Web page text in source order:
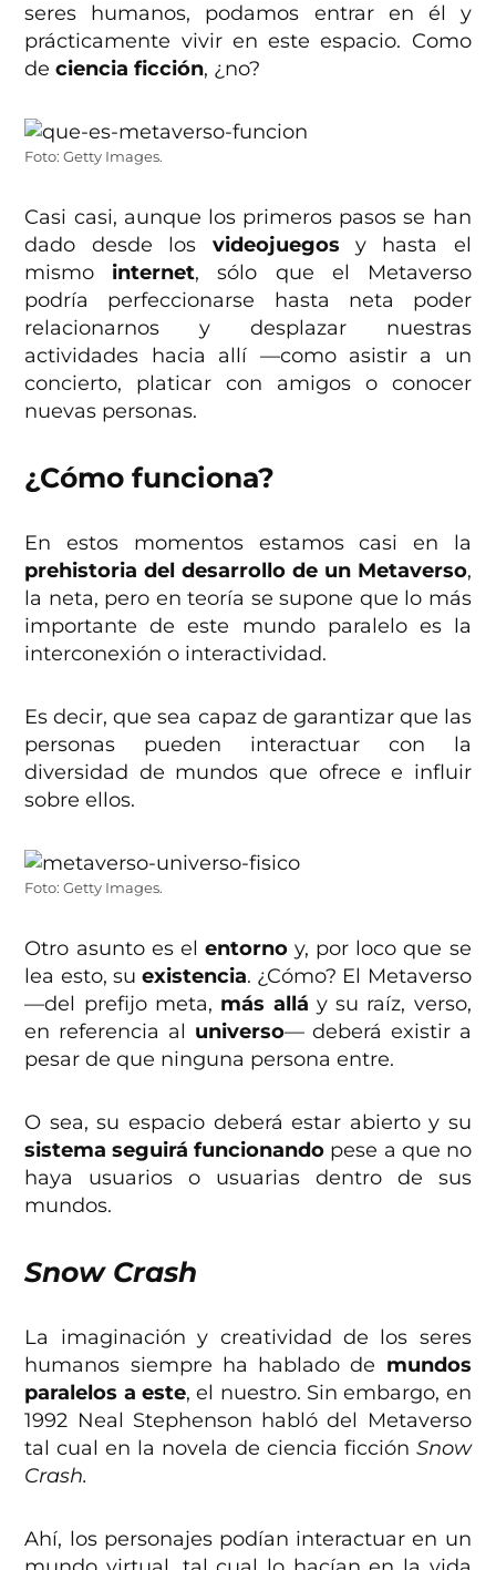
seres humanos, podamos entrar en él y
prácticamente vivir en este espacio. Como
deciencia ficción, ¿no?
Foto: Getty Images.
Casi casi, aunque los primeros pasos se han
dado desde los videojuegos y hasta el
mismo internet, sólo que el Metaverso
podría perfeccionarse hasta neta poder
relacionarnos y desplazar nuestras
actividades hacia allí —como asistir a un
concierto, platicar con amigos o conocer
nuevas personas.
¿Cómo funciona?
En estos momentos estamos casi en la
prehistoria del desarrollo de un Metaverso,
la neta, pero en teoría se supone que lo más
importante de este mundo paralelo es la
interconexión o interactividad.
Es decir, que sea capaz de garantizar que las
personas pueden interactuar con la
diversidad de mundos que ofrece e influir
sobre ellos.
Foto: Getty Images.
Otro asunto es el entornoy, por loco que se
lea esto, su existencia. ¿Cómo? El Metaverso
—del prefijo meta, más allá y su raíz, verso,
en referencia al universo— deberá existir a
pesar de que ninguna persona entre.
O sea, su espacio deberá estar abierto y su
sistema seguirá funcionando pese a que no
haya usuarios o usuarias dentro de sus
mundos.
Snow Crash
La imaginación y creatividad de los seres
humanos siempre ha hablado de mundos
paralelos a este, el nuestro. Sin embargo, en
1992 Neal Stephenson habló del Metaverso
tal cual en la novela de ciencia ficción Snow
Crash.
Ahí, los personajes podían interactuar en un